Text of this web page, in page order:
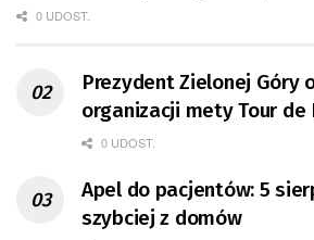
0 UDOST.
Prezydent Zielonej Góry
organizacji mety Tour de
0 UDOST.
Apel do pacjentów: 5
szybciej z domów